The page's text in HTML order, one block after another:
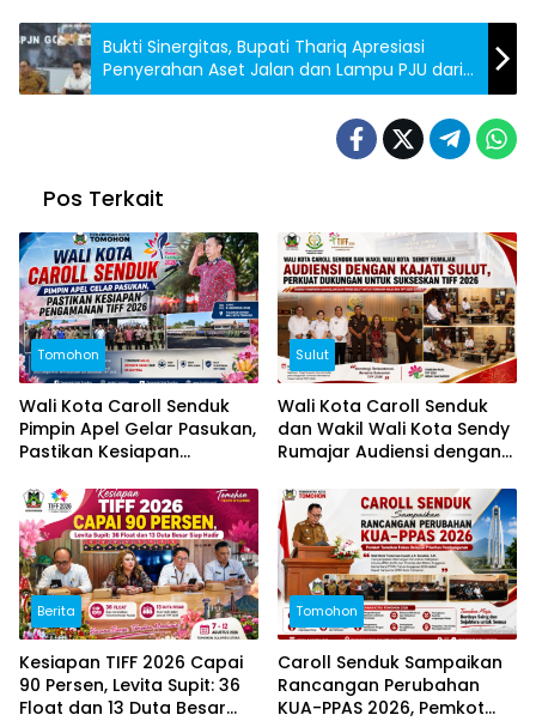
Bukti Sinergitas, Bupati Thariq Apresiasi
Penyerahan Aset Jalan dan Lampu PJU dari
Kementerian PUPR
Pos Terkait
Tomohon
Wali Kota Caroll Senduk
Pimpin Apel Gelar Pasukan,
Pastikan Kesiapan
Sulut
Wali Kota Caroll Senduk
dan Wakil Wali Kota Sendy
Rumajar Audiensi dengan
Dukungan untuk Sukseskan
TIFF 2026
Berita
Kesiapan TIFF 2026 Capai
90 Persen, Levita Supit: 36
Float dan 13 Duta Besar
Tomohon
Caroll Senduk Sampaikan
Rancangan Perubahan
KUA-PPAS 2026, Pemkot